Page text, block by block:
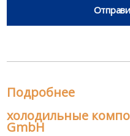
Подробнее
холодильные
GmbH